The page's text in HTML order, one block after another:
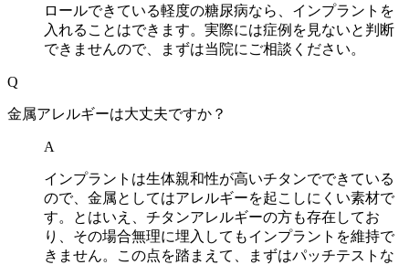
ロールできている軽度の糖尿病なら、インプラントを
入れることはできます。実際には症例を見ないと判断
できませんので、まずは当院にご相談ください。
Q
金属アレルギーは大丈夫ですか？
A
インプラントは生体親和性が高いチタンでできている
ので、金属としてはアレルギーを起こしにくい素材で
す。とはいえ、チタンアレルギーの方も存在してお
り、その場合無理に埋入してもインプラントを維持で
きません。この点を踏まえて、まずはパッチテストな